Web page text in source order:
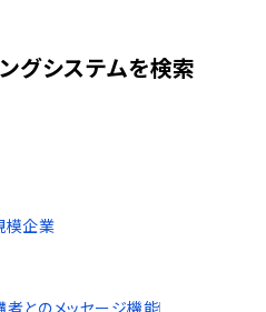
グシステムを検索
模企業